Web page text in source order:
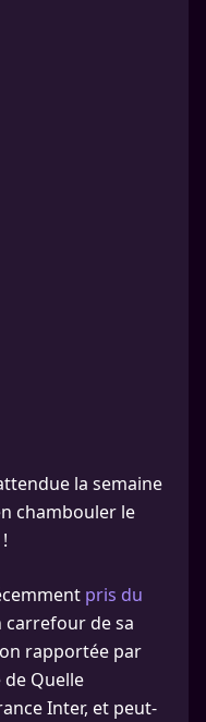
la semaine
chambouler le
pris du
carrefour de sa
rapportée par
de Quelle
Inter, et peut-